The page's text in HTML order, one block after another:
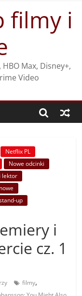
filmy i
Max, Disney+,
Video
Netflix PL
Nowe odcinki
lektor
up
i
cz. 1
filmy,